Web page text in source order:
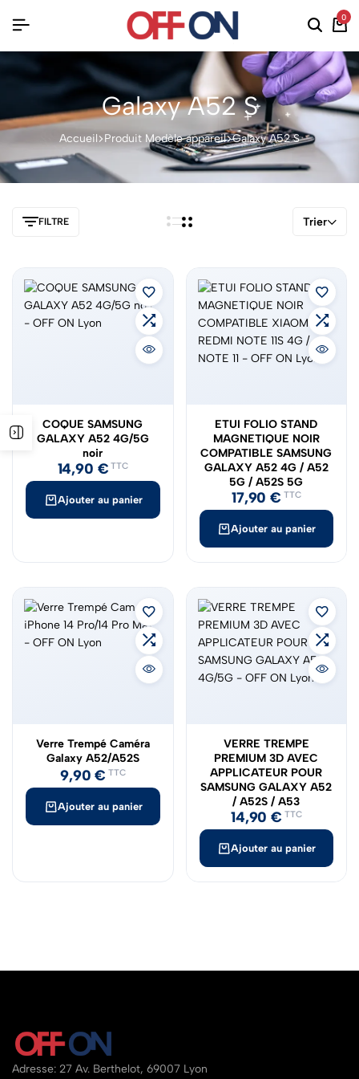
0
Galaxy A52 S
Accueil Produit Modèle appareil Galaxy A52 S
FILTRE Trier
Ajouter au panier
COQUE SAMSUNG
GALAXY A52 4G/5G
noir
14,90 € TTC
Ajouter au panier
ETUI FOLIO STAND
MAGNETIQUE NOIR
COMPATIBLE SAMSUNG
GALAXY A52 4G / A52
5G / A52S 5G
17,90€ TTC
Ajouter au panier
Verre Trempé Caméra
Galaxy A52/A52S
9,90€ TTC
Ajouter au panier
VERRE TREMPE
PREMIUM 3D AVEC
APPLICATEUR POUR
SAMSUNG GALAXY A52
/ A52S / A53
14,90€ TTC
Adresse: 27 Av. Berthelot, 69007 Lyon